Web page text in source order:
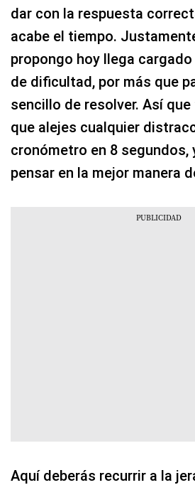
dar con la respuesta
acabe el tiempo.
propongo hoy llega
de dificultad, por más que
sencillo de resolver. Así
que alejes cualquier
cronómetro en 8 segundos,
pensar en la mejor manera
Aquí deberás recurrir a la